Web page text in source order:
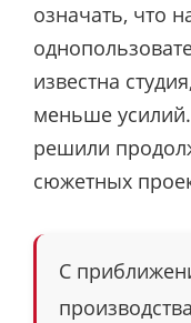
означать, что
известна
меньше
решили
сюжетных
С